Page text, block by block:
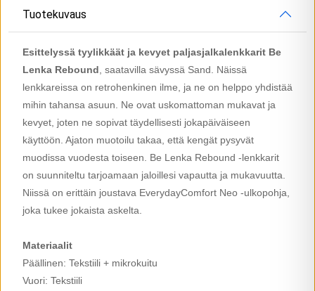
Tuotekuvaus
Esittelyssä tyylikkäät ja kevyet paljasjalkalenkkarit Be
Lenka Rebound, saatavilla sävyssä Sand. Näissä
lenkkareissa on retrohenkinen ilme, ja ne on helppo yhdistää
mihin tahansa asuun. Ne ovat uskomattoman mukavat ja
kevyet, joten ne sopivat täydellisesti jokapäiväiseen
käyttöön. Ajaton muotoilu takaa, että kengät pysyvät
muodissa vuodesta toiseen. Be Lenka Rebound -lenkkarit
on suunniteltu tarjoamaan jaloillesi vapautta ja mukavuutta.
Niissä on erittäin joustava EverydayComfort Neo -ulkopohja,
joka tukee jokaista askelta.
Materiaalit
Päällinen: Tekstiili + mikrokuitu
Vuori: Tekstiili